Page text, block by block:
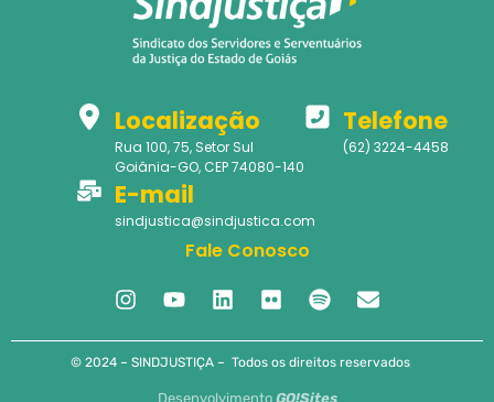
Localização
Rua 100, 75, Setor Sul
Goiânia-GO, CEP 74080-140
Telefone
(62) 3224-4458
E-mail
sindjustica@sindjustica.com
Fale Conosco
© 2024 – SINDJUSTIÇA – Todos os direitos reservados
Desenvolvimento GO!Sites